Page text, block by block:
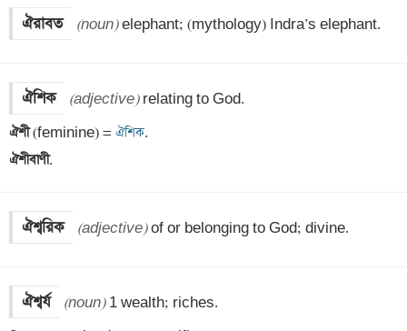
ঐরাবত (noun) elephant; (mythology) Indra’s elephant.
ঐশিক (adjective)
ঐশী (feminine) = ঐশিক
ঐশীবাণী.
ঐশ্বরিক (adjective) of or belonging to God; divine.
ঐশ্বর্য (noun) 1 wealth; riches.